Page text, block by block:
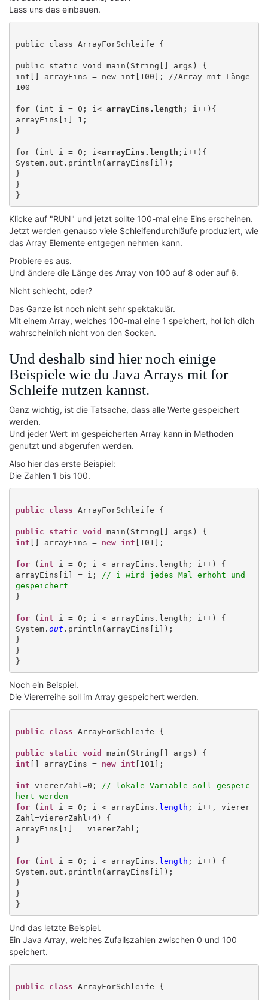
Lass uns das einbauen.
public class ArrayForSchleife {
public static void main(String[] args) {
int[] arrayEins = new int[100]; //Array mit Länge
100
for (int i = 0; i< arrayEins.length ; i++){
arrayEins[i]=1;
}
for (int i = 0; i<arrayEins.length ;i++){
System.out.println(arrayEins[i]);
}
}
Klicke auf "RUN" und jetzt sollte 100-mal eine Eins erscheinen.
Jetzt werden genauso viele Schleifendurchläufe produziert, wie
das Array Elemente entgegen nehmen kann.
Probiere es aus.
Und ändere die Länge des Array von 100 auf 8 oder auf 6.
Nicht schlecht, oder?
Das Ganze ist noch nicht sehr spektakulär.
Mit einem Array, welches 100-mal eine 1 speichert, hol ich dich
wahrscheinlich nicht von den Socken.
Und deshalb sind hier noch einige
Beispiele wie du Java Arrays mit for
Schleife nutzen kannst.
Ganz wichtig, ist die Tatsache, dass alle Werte gespeichert
werden.
Und jeder Wert im gespeicherten Array kann in Methoden
genutzt und abgerufen werden.
Also hier das erste Beispiel:
Die Zahlen 1 bis 100.
public class ArrayForSchleife {
public static void
int [] arrayEins = new int [101];
for ( int i = 0; i < arrayEins.length; i++) {
arrayEins[i] = i;
// i wird jedes Mal erhöht und
gespeichert
}
for ( int i = 0; i < arrayEins.length; i++) {
System. out .println(arrayEins[i]);
}
}
Noch ein Beispiel.
Die Viererreihe soll im Array gespeichert werden.
public class ArrayForSchleife {
public static void
int [] arrayEins = new int
int viererZahl=0;
// lokale Variable soll gespeic
hert werden
for ( int i = 0; i < arrayEins. length ; i++, vierer
Zahl=viererZahl+4) {
arrayEins[i] = viererZahl;
}
for ( int i = 0; i < arrayEins. length ; i++) {
System.out.println(arrayEins[i]);
}
}
Und das letzte Beispiel.
Ein Java Array, welches Zufallszahlen zwischen 0 und 100
speichert.
public class ArrayForSchleife {